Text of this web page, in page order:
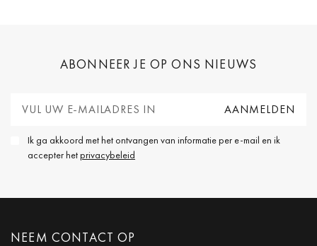
ABONNEER JE OP ONS NIEUWS
Ik ga akkoord met het ontvangen van informatie per e-mail en ik
accepter hetprivacybeleid
NEEM CONTACT OP